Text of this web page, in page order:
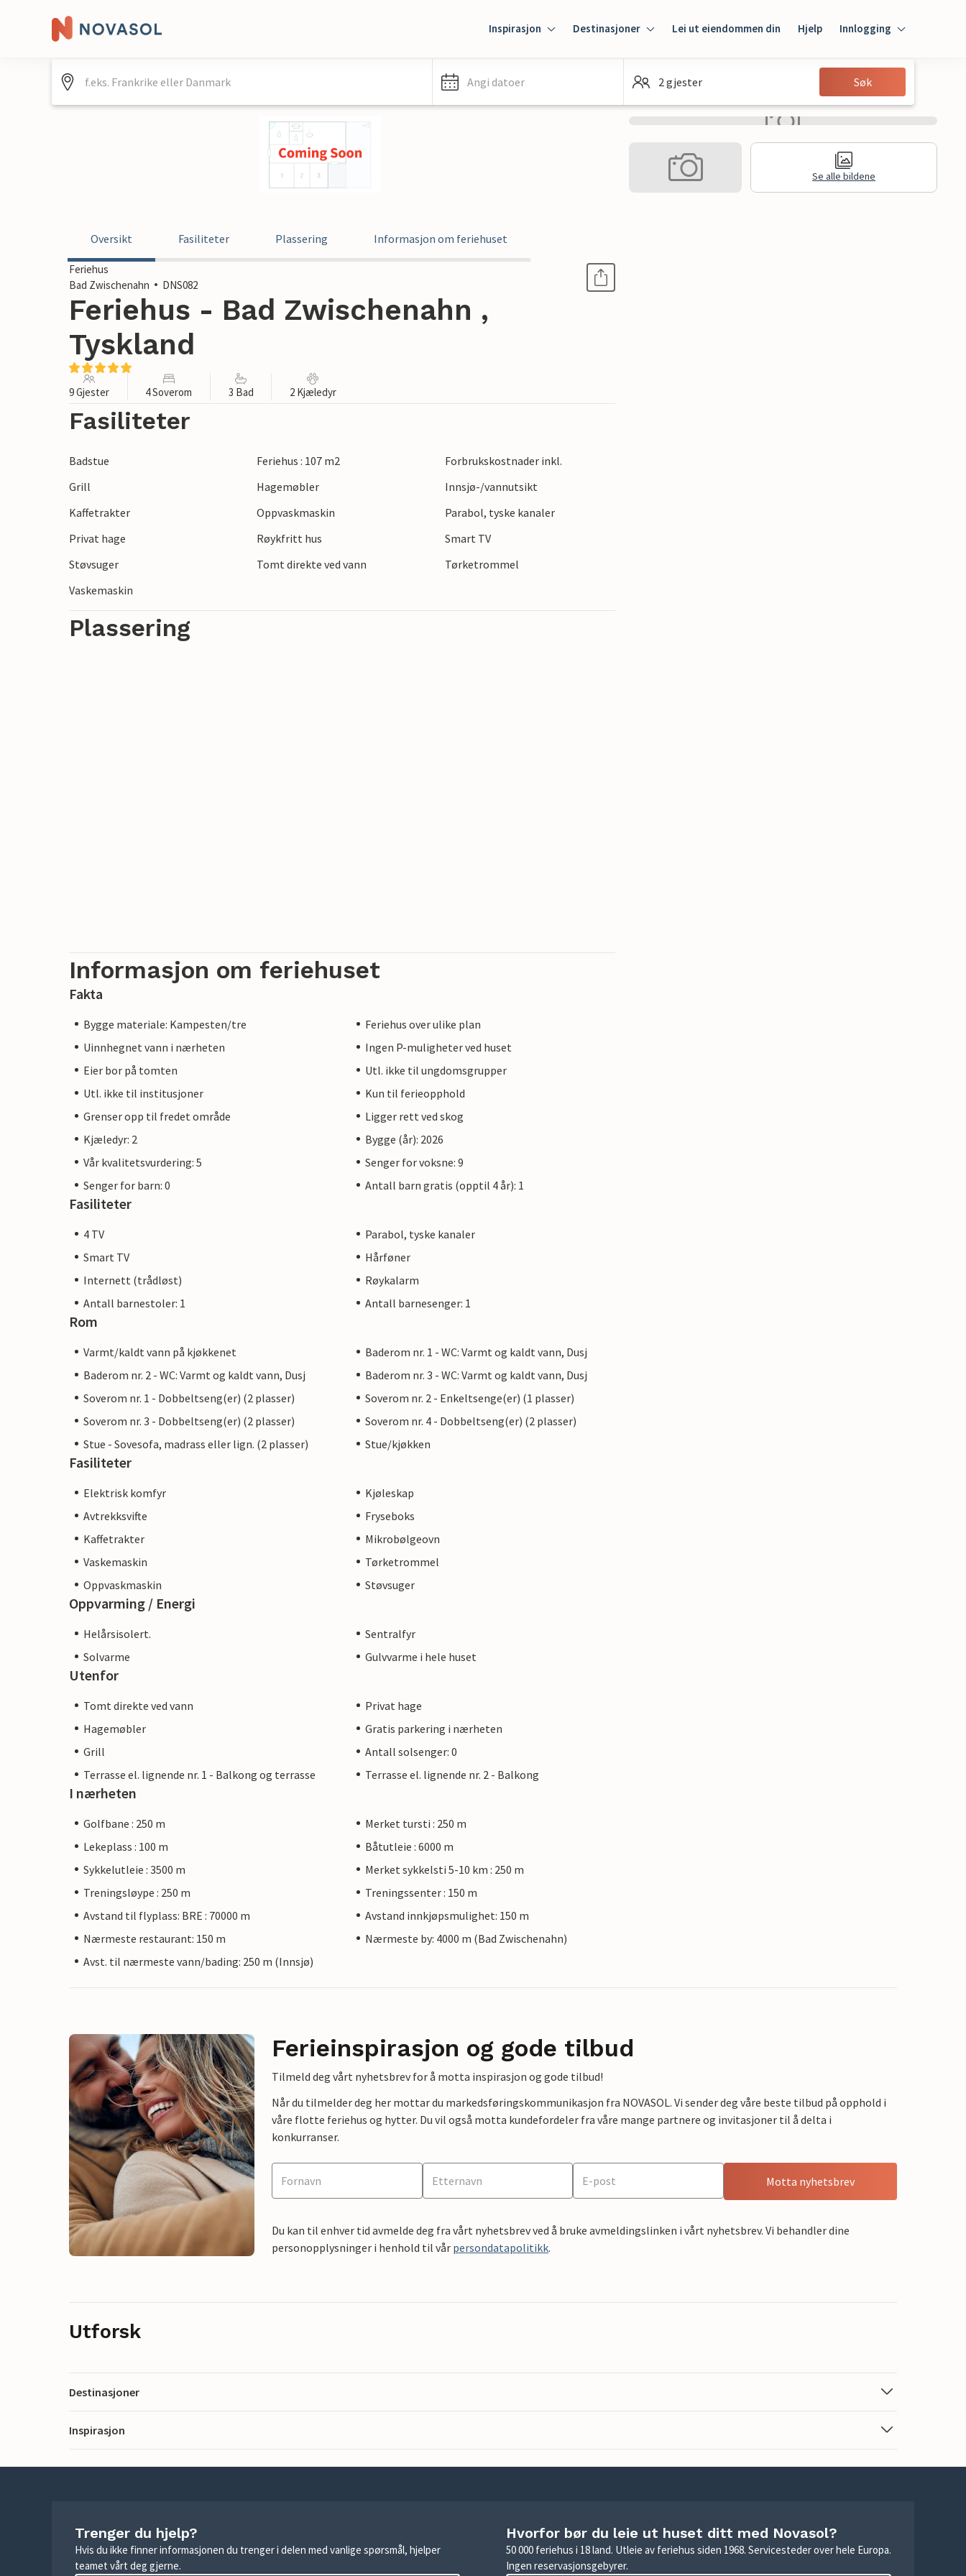
Inspirasjon Destinasjoner Lei ut eiendommen din Hjelp Innlogging
Innlogging
Gjest
Angi datoer 2 gjester Søk
Se alle bildene
Oversikt Fasiliteter Plassering Informasjon om feriehuset
Feriehus
Bad Zwischenahn
DNS082
Feriehus - Bad Zwischenahn ,
Tyskland
9 Gjester 4 Soverom 3 Bad 2 Kjæledyr
Fasiliteter
Badstue Feriehus : 107 m2
Forbrukskostnader inkl.
Grill
Hagemøbler
Innsjø-/vannutsikt
Kaffetrakter
Oppvaskmaskin
Parabol, tyske kanaler
Privat hage
Røykfritt hus
Smart TV
Støvsuger
Tomt direkte ved vann
Tørketrommel
Vaskemaskin
Plassering
Informasjon om feriehuset
Fakta
Bygge materiale: Kampesten/tre
Feriehus over ulike plan
Uinnhegnet vann i nærheten
Ingen P-muligheter ved huset
Eier bor på tomten
Utl. ikke til ungdomsgrupper
Utl. ikke til institusjoner
Kun til ferieopphold
Grenser opp til fredet område
Ligger rett ved skog
Kjæledyr: 2
Bygge (år): 2026
Vår kvalitetsvurdering: 5
Senger for voksne: 9
Senger for barn: 0
Antall barn gratis (opptil 4 år): 1
Fasiliteter
4 TV
Parabol, tyske kanaler
Smart TV
Hårføner
Internett (trådløst)
Røykalarm
Antall barnestoler: 1
Antall barnesenger: 1
Rom
Varmt/kaldt vann på kjøkkenet
Baderom nr. 1 - WC: Varmt og kaldt vann, Dusj
Baderom nr. 2 - WC: Varmt og kaldt vann, Dusj
Baderom nr. 3 - WC: Varmt og kaldt vann, Dusj
Soverom nr. 1 - Dobbeltseng(er) (2 plasser)
Soverom nr. 2 - Enkeltsenge(er) (1 plasser)
Soverom nr. 3 - Dobbeltseng(er) (2 plasser)
Soverom nr. 4 - Dobbeltseng(er) (2 plasser)
Stue - Sovesofa, madrass eller lign. (2 plasser)
Stue/kjøkken
Fasiliteter
Elektrisk komfyr
Kjøleskap
Avtrekksvifte
Fryseboks
Kaffetrakter
Mikrobølgeovn
Vaskemaskin
Tørketrommel
Oppvaskmaskin
Støvsuger
Oppvarming / Energi
Helårsisolert.
Sentralfyr
Solvarme
Gulvvarme i hele huset
Utenfor
Tomt direkte ved vann
Privat hage
Hagemøbler
Gratis parkering i nærheten
Grill
Antall solsenger: 0
Terrasse el. lignende nr. 1 - Balkong og terrasse
Terrasse el. lignende nr. 2 - Balkong
I nærheten
Golfbane : 250 m
Merket tursti : 250 m
Lekeplass : 100 m
Båtutleie : 6000 m
Sykkelutleie : 3500 m
Merket sykkelsti 5-10 km : 250 m
Treningsløype : 250 m
Treningssenter : 150 m
Avstand til flyplass: BRE : 70000 m
Avstand innkjøpsmulighet: 150 m
Nærmeste restaurant: 150 m
Nærmeste by: 4000 m (Bad Zwischenahn)
Avst. til nærmeste vann/bading: 250 m (Innsjø)
Ferieinspirasjon og gode tilbud
Tilmeld deg vårt nyhetsbrev for å motta inspirasjon og gode tilbud!
Når du tilmelder deg her mottar du markedsføringskommunikasjon fra NOVASOL. Vi sender deg våre beste tilbud på opphold i
våre flotte feriehus og hytter. Du vil også motta kundefordeler fra våre mange partnere og invitasjoner til å delta i
konkurranser.
Motta nyhetsbrev
Du kan til enhver tid avmelde deg fra vårt nyhetsbrev ved å bruke avmeldingslinken i vårt nyhetsbrev. Vi behandler dine
personopplysninger i henhold til vår persondatapolitikk.
Utforsk
Destinasjoner
Inspirasjon
Trenger du hjelp?
Hvis du ikke finner informasjonen du trenger i delen med vanlige spørsmål, hjelper
teamet vårt deg gjerne.
Hvorfor bør du leie ut huset ditt med Novasol?
50 000 feriehus i 18 land. Utleie av feriehus siden 1968. Servicesteder over hele Europa.
Ingen reservasjonsgebyrer.